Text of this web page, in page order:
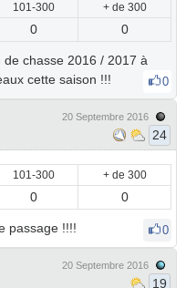
101-300 + de 300
0 0
chasse 2016 / 2017 à
cette saison !!!
0
20 Septembre 2016
24
101-300 + de 300
0 0
passage !!!! 0
20 Septembre 2016
19